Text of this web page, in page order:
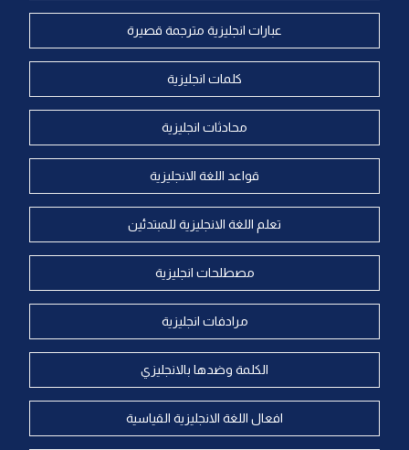
عبارات انجليزية مترجمة قصيرة
كلمات انجليزية
محادثات انجليزية
قواعد اللغة الانجليزية
تعلم اللغة الانجليزية للمبتدئين
مصطلحات انجليزية
مرادفات انجليزية
الكلمة وضدها بالانجليزي
افعال اللغة الانجليزية القياسية